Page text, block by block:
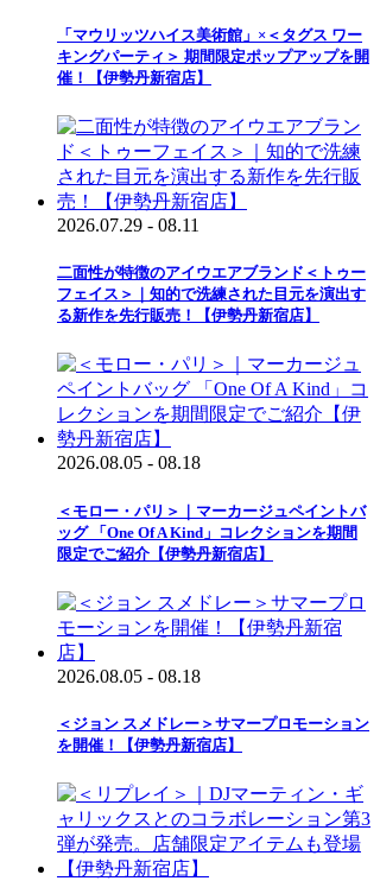
「マウリッツハイス美術館」×＜タグス ワー
キングパーティ＞ 期間限定ポップアップを開
催！【伊勢丹新宿店】
2026.07.29 - 08.11
二面性が特徴のアイウエアブランド＜トゥー
フェイス＞｜知的で洗練された目元を演出す
る新作を先行販売！【伊勢丹新宿店】
2026.08.05 - 08.18
＜モロー・パリ＞｜マーカージュペイントバ
ッグ 「One Of A Kind」コレクションを期間
限定でご紹介【伊勢丹新宿店】
2026.08.05 - 08.18
＜ジョン スメドレー＞サマープロモーション
を開催！【伊勢丹新宿店】